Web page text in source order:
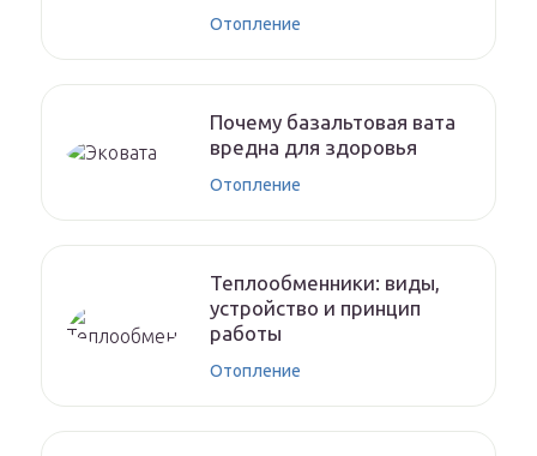
Отопление
Почему базальтовая вата
вредна для здоровья
Отопление
Теплообменники: виды,
устройство и принцип
работы
Отопление